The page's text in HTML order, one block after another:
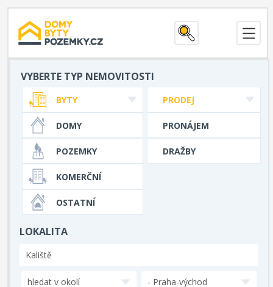
VYBERTE TYP NEMOVITOSTI
PRODEJ
PRONÁJEM
DRAŽBY
BYTY
DOMY
POZEMKY
KOMERČNÍ
OSTATNÍ
LOKALITA
hledat v okolí - Praha-východ